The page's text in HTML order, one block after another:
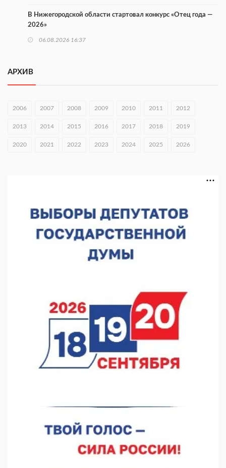
В Нижегородской области стартовал конкурс «Отец года —
2026»
06.08.2026 16:37
раза
06.08.2026 15:26
Видели ночь, бежали всю ночь... На Нижневолжской
набережной прошел необычный забег
Нижегородские хирурги выполнили трансоральную
операцию на щитовидной железе
06.08.2026 15:03
Более 30 нижегородцев прошли обучение для соцконтракта
06.08.2026 14:46
АРХИВ
2006 2007 2008 2009 2010 2011 2012
2013 2014 2015 2016 2017 2018 2019
2020 2021 2022 2023 2024 2025 2026